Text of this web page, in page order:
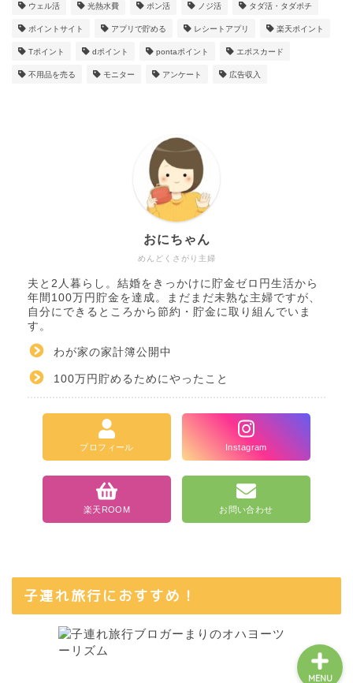
ウェル活 光熱水費 ポン活 ノジ活 タダ活・タダポチ
ポイントサイト アプリで貯める レシートアプリ 楽天ポイント
Tポイント dポイント pontaポイント エポスカード
不用品を売る モニター アンケート 広告収入
めんどくさがり主婦
おにちゃん
夫と2人暮らし。結婚をきっかけに貯金ゼロ円生活から
年間100万円貯金を達成。まだまだ未熟な主婦ですが、
自分にできるところから節約・貯金に取り組んでいま
す。
わが家の家計簿公開中
100万円貯めるためにやったこと
プロフィール Instagram
楽天ROOM お問い合わせ
子連れ旅行におすすめ！
MENU
ホーム
カテゴリ一覧